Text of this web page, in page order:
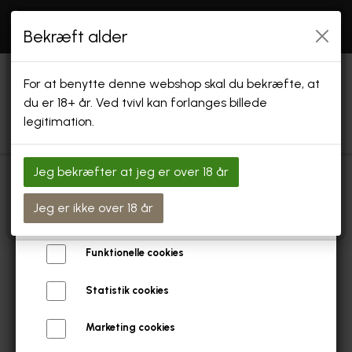
Åbningstider: SE "INFO" Endvidere holder vi
efter aftale og i forbindelse med arrangementer
FORSIDE
SHOP
GAVEKORT & GAVEÆSKER
SPECIAL ØL
Forside Øl Safari og Ølsmagninger
Vi bruger cookies
Vi bruger egne cookies og cookies fra tredjeparter til at
personalisere din brugeroplevelse, til markedsføring og til at
undersøge, hvordan vores hjemmeside anvendes af
Læs mere om cookies her
Nødvendige cookies
Funktionelle cookies
Statistik cookies
Marketing cookies
Bekræft alder
For at benytte denne webshop skal du bekræfte, at
du er 18+ år. Ved tvivl kan forlanges billede
legitimation.
Jeg bekræfter at jeg er over 18 år
Jeg er ikke over 18 år